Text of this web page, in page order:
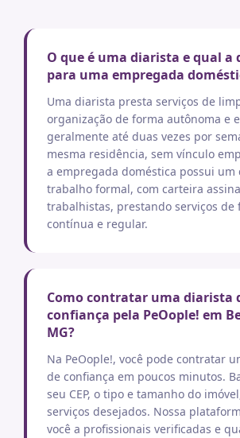
O que é uma diarista e qual a
para uma empregada
Uma diarista presta serviços de
organização de forma autônoma e
geralmente até duas vezes por
mesma residência, sem vínculo
a empregada doméstica possui um
trabalho formal, com carteira
trabalhistas, prestando serviços de
contínua e regular.
Como contratar uma diarista
confiança pela PeOople! em
MG?
Na PeOople!, você pode contratar
de confiança em poucos minutos.
seu CEP, o tipo e tamanho do
serviços desejados. Nossa
você a profissionais verificadas e